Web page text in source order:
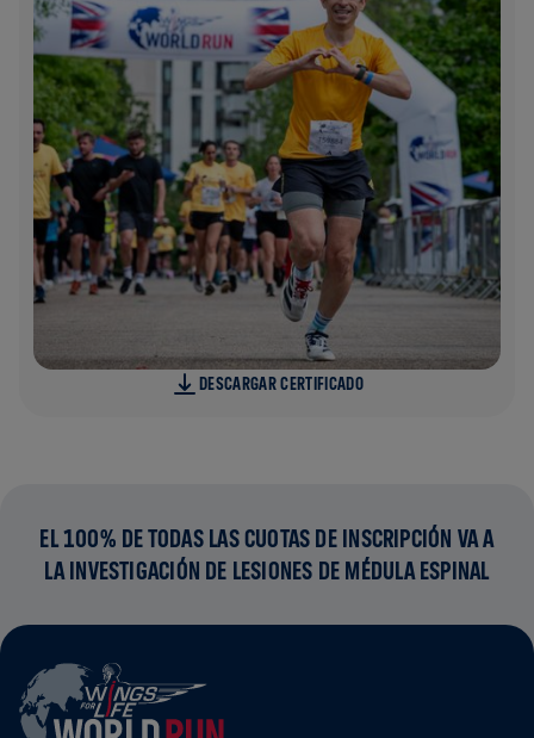
DESCARGAR CERTIFICADO
EL 100% DE TODAS LAS CUOTAS DE INSCRIPCIÓN VA A
LA INVESTIGACIÓN DE LESIONES DE MÉDULA ESPINAL